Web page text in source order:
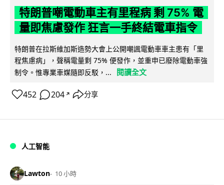
特朗普嘲電動車主有里程病 剩 75% 電
量即焦慮發作 狂言一手終結電車指令
特朗普在拉斯維加斯造勢大會上公開嘲諷電動車車主患有「里
程焦慮病」，聲稱電量剩 75% 便發作，並重申已廢除電動車強
制令。惟專業車媒隨即反駁，...
閱讀全文
452 204 ↗ 分享
人工智能
Lawton 10 小時